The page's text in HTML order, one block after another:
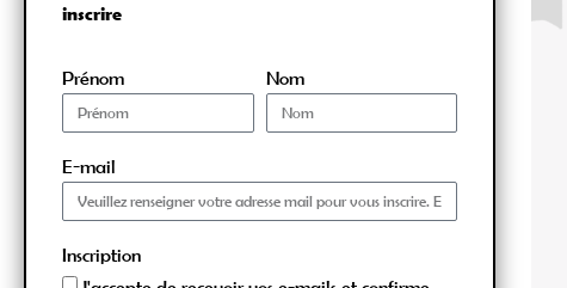
inscrire
Prénom Nom
E-mail
Inscription